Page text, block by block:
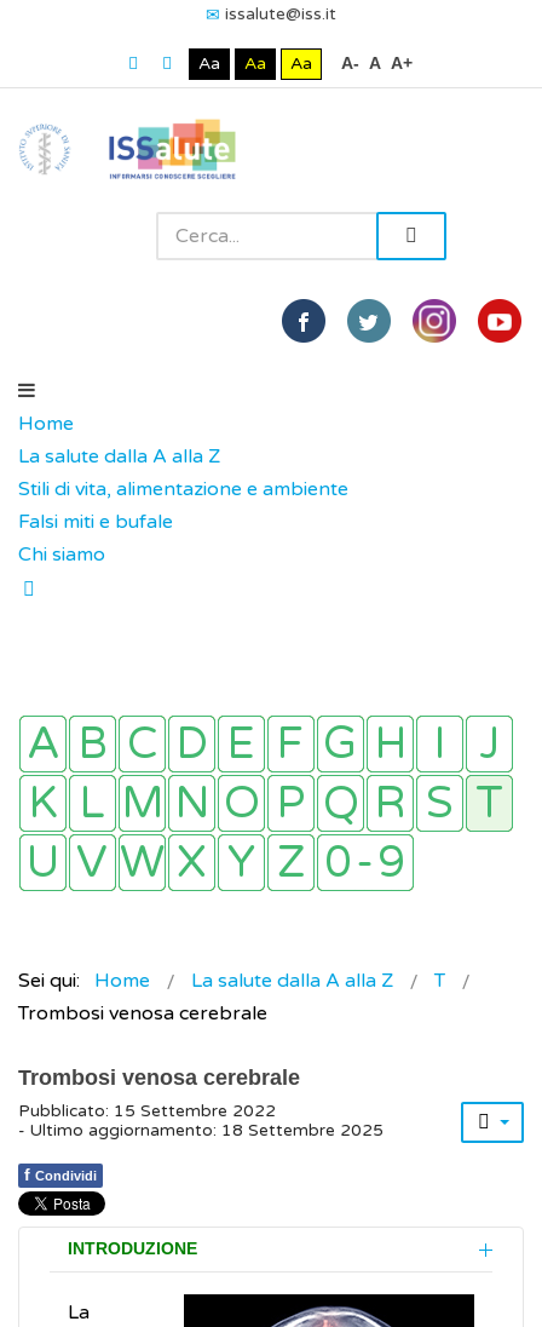
issalute@iss.it
Aa Aa Aa A- A A+
Home
La salute dalla A alla Z
Stili di vita, alimentazione e ambiente
Falsi miti e bufale
Chi siamo
Sei qui: Home La salute dalla A alla Z
T
Trombosi venosa cerebrale
Trombosi venosa cerebrale
Pubblicato: 15 Settembre 2022
- Ultimo aggiornamento: 18 Settembre 2025
f Condividi
INTRODUZIONE
La